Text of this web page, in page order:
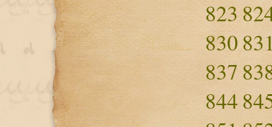
823
830
837
844